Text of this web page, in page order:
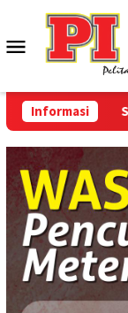
konten
Menu
Mobile
Informasi